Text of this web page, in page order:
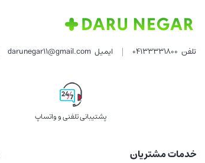
تلفن 04133331800 ایمیل darunegar11@gmail.com
پشتیبانی تلفنی و واتساپ
خدمات مشتریان